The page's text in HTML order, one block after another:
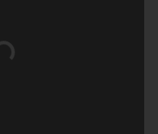
Wird geladen …